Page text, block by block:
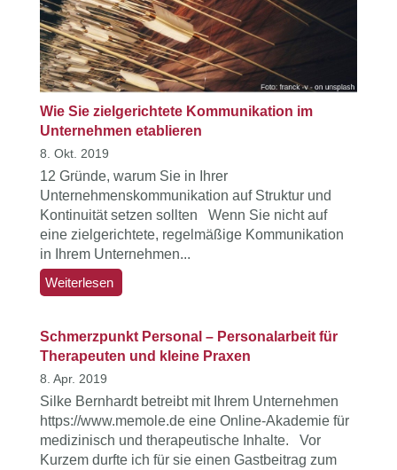
Wie Sie zielgerichtete Kommunikation im
Unternehmen etablieren
8. Okt. 2019
12 Gründe, warum Sie in Ihrer
Unternehmenskommunikation auf Struktur und
Kontinuität setzen sollten Wenn Sie nicht auf
eine zielgerichtete, regelmäßige Kommunikation
in Ihrem Unternehmen...
Weiterlesen
Schmerzpunkt Personal – Personalarbeit für
Therapeuten und kleine Praxen
8. Apr. 2019
Silke Bernhardt betreibt mit Ihrem Unternehmen
https://www.memole.de eine Online-Akademie für
medizinisch und therapeutische Inhalte. Vor
Kurzem durfte ich für sie einen Gastbeitrag zum